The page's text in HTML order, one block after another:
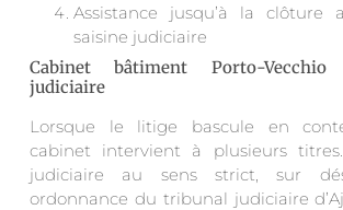
Assistance jusqu’à la clôture
saisine judiciaire
Cabinet bâtiment Porto-
judiciaire
Lorsque le litige bascule en
cabinet intervient à plusieurs
judiciaire au sens strict, sur
ordonnance du tribunal judiciaire